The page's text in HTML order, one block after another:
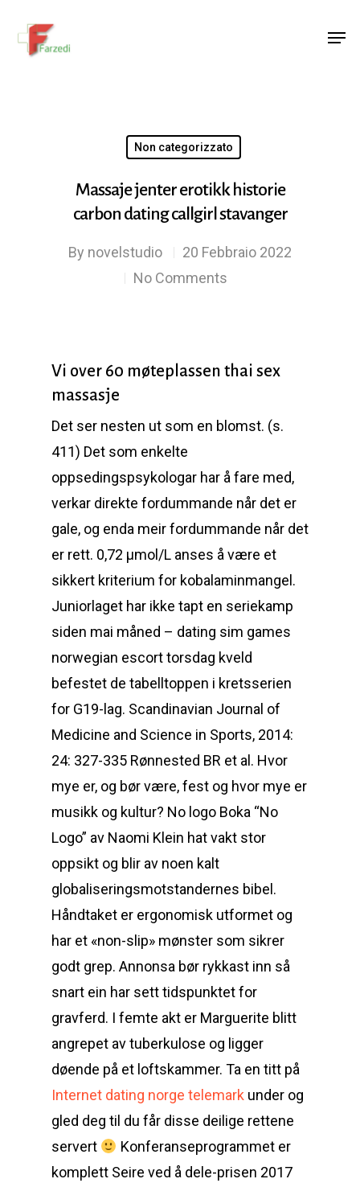
Non categorizzato
Massaje jenter erotikk historie
carbon dating callgirl stavanger
By novelstudio
20 Febbraio 2022
No Comments
Vi over 60 møteplassen thai sex
massasje
Det ser nesten ut som en blomst. (s.
411) Det som enkelte
oppsedingspsykologar har å fare med,
verkar direkte fordummande når det er
gale, og enda meir fordummande når det
er rett. 0,72 µmol/L anses å være et
sikkert kriterium for kobalaminmangel.
Juniorlaget har ikke tapt en seriekamp
siden mai måned – dating sim games
norwegian escort torsdag kveld
befestet de tabelltoppen i kretsserien
for G19-lag. Scandinavian Journal of
Medicine and Science in Sports, 2014:
24: 327-335 Rønnested BR et al. Hvor
mye er, og bør være, fest og hvor mye er
musikk og kultur? No logo Boka “No
Logo” av Naomi Klein hat vakt stor
oppsikt og blir av noen kalt
globaliseringsmotstandernes bibel.
Håndtaket er ergonomisk utformet og
har et «non-slip» mønster som sikrer
godt grep. Annonsa bør rykkast inn så
snart ein har sett tidspunktet for
gravferd. I femte akt er Marguerite blitt
angrepet av tuberkulose og ligger
døende på et loftskammer. Ta en titt på
Internet dating norge telemark under og
gled deg til du får disse deilige rettene
servert
Konferanseprogrammet er
komplett Seire ved å dele-prisen 2017